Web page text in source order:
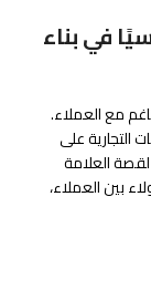
في بناء
مع العملاء.
على
العلامة
بين العملاء،